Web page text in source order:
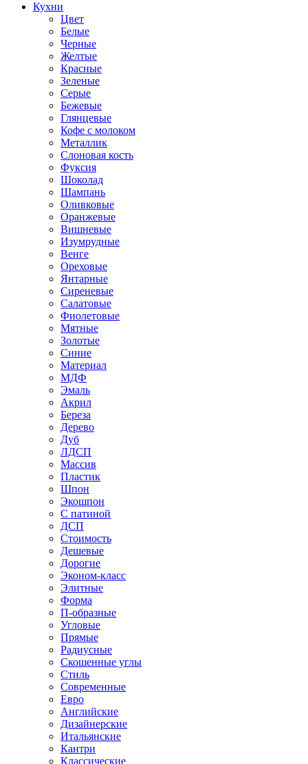
Кухни
Цвет
Белые
Черные
Желтые
Красные
Зеленые
Серые
Бежевые
Глянцевые
Кофе с молоком
Металлик
Слоновая кость
Фуксия
Шоколад
Шампань
Оливковые
Оранжевые
Вишневые
Изумрудные
Венге
Ореховые
Янтарные
Сиреневые
Салатовые
Фиолетовые
Мятные
Золотые
Синие
Материал
МДФ
Эмаль
Акрил
Береза
Дерево
Дуб
ЛДСП
Массив
Пластик
Шпон
Экошпон
С патиной
ДСП
Стоимость
Дешевые
Дорогие
Эконом-класс
Элитные
Форма
П-образные
Угловые
Прямые
Радиусные
Скошенные углы
Стиль
Современные
Евро
Английские
Дизайнерские
Итальянские
Кантри
Классические